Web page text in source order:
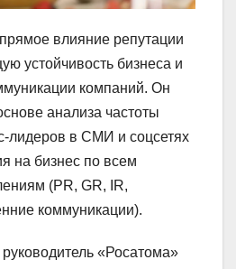
влияние репутации
устойчивость бизнеса и
компаний. Он
анализа частоты
лидеров в СМИ и соцсетях
на бизнес по всем
(PR, GR, IR,
коммуникации).
руководитель «Росатома»